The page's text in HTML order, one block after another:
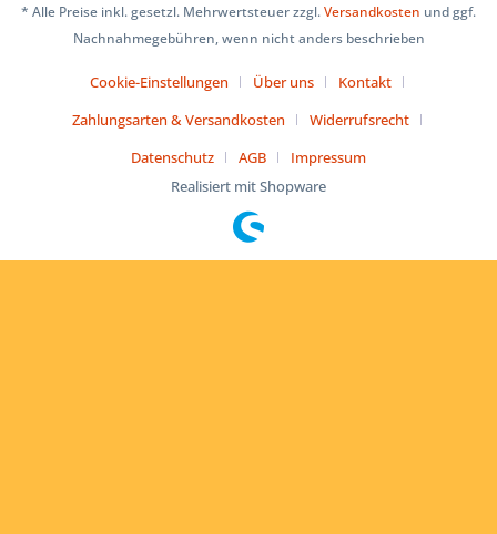
* Alle Preise inkl. gesetzl. Mehrwertsteuer zzgl.Versandkosten und ggf.
Nachnahmegebühren, wenn nicht anders beschrieben
Cookie-Einstellungen Über uns
Kontakt
Zahlungsarten & Versandkosten
Widerrufsrecht
Datenschutz
AGB
Impressum
Realisiert mit Shopware